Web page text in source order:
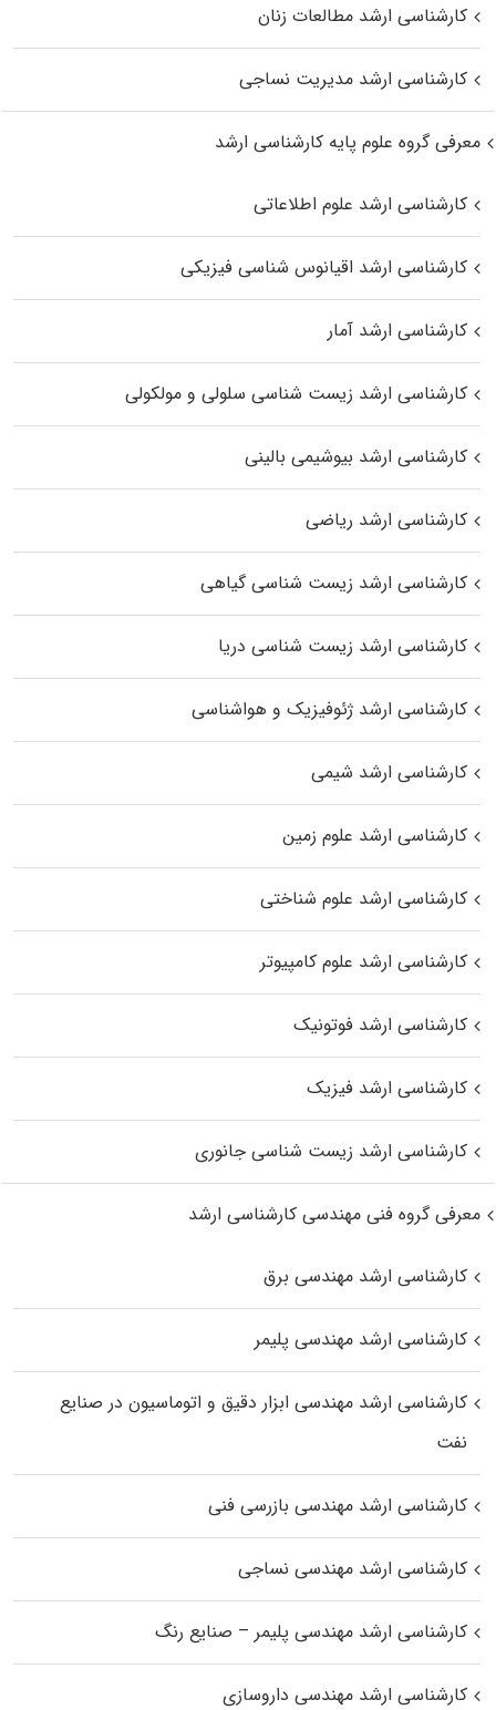
کارشناسی ارشد مطالعات زنان
کارشناسی ارشد مدیریت نساجی
معرفی گروه علوم پایه کارشناسی ارشد
کارشناسی ارشد علوم اطلاعاتی
کارشناسی ارشد اقیانوس‌ شناسی فیزیکی
کارشناسی ارشد آمار
کارشناسی ارشد زیست شناسی سلولی و مولکولی
کارشناسی ارشد بیوشیمی بالینی
کارشناسی ارشد ریاضی
کارشناسی ارشد زیست‌ شناسی گیاهی
کارشناسی ارشد زیست‌ شناسی دریا
کارشناسی ارشد ژئوفیزیک و هواشناسی
کارشناسی ارشد شیمی
کارشناسی ارشد علوم زمین
کارشناسی ارشد علوم شناختی
کارشناسی ارشد علوم کامپیوتر
کارشناسی ارشد فوتونیک
کارشناسی ارشد فیزیک
کارشناسی ارشد زیست‌ شناسی جانوری
معرفی گروه فنی مهندسی کارشناسی ارشد
کارشناسی ارشد مهندسی برق
کارشناسی ارشد مهندسی پلیمر
کارشناسی ارشد مهندسی ابزار دقیق و اتوماسیون در صنایع
نفت
کارشناسی ارشد مهندسی بازرسی فنی
کارشناسی ارشد مهندسی نساجی
کارشناسی ارشد مهندسی پلیمر – صنایع رنگ
کارشناسی ارشد مهندسی داروسازی